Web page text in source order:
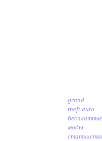
grand
theft auto
бесплатные
моды
статьи